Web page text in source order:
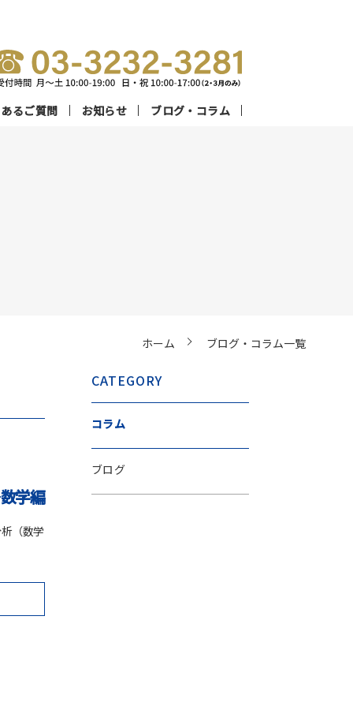
るご質問 お知らせ ブログ・コラム
ホーム ブログ・コラム一覧
学編
（数学
CATEGORY
コラム
ブログ